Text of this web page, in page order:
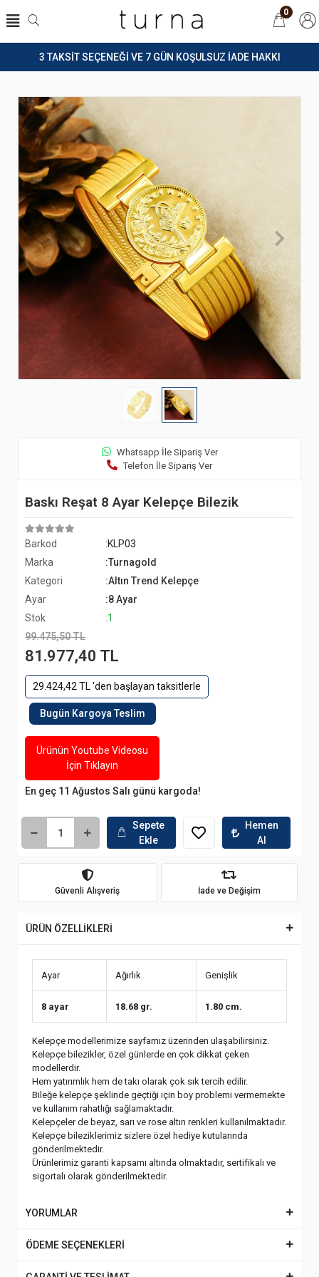
3 TAKSİT SEÇENEĞİ VE 7 GÜN KOŞULSUZ İADE HAKKI
0
Whatsapp İle Sipariş Ver
Telefon İle Sipariş Ver
Baskı Reşat 8 Ayar Kelepçe Bilezik
Barkod
:KLP03
Marka
:Turnagold
Kategori
:Altın Trend Kelepçe
Ayar
:8 Ayar
Stok
:1
99.475,50 TL
81.977,40 TL
29.424,42 TL 'den başlayan taksitlerle
Bugün Kargoya Teslim
Ürünün Youtube Videosu
İçin Tıklayın
En geç 11 Ağustos Salı günü kargoda!
Sepete
Ekle
Hemen
Al
Güvenli Alışveriş İade ve Değişim
ÜRÜN ÖZELLİKLERİ
Ayar Ağırlık Genişlik
8 ayar 18.68 gr. 1.80 cm.
Kelepçe modellerimize sayfamız üzerinden ulaşabilirsiniz.
Kelepçe bilezikler, özel günlerde en çok dikkat çeken
modellerdir.
Hem yatırımlık hem de takı olarak çok sık tercih edilir.
Bileğe kelepçe şeklinde geçtiği için boy problemi vermemekte
ve kullanım rahatlığı sağlamaktadır.
Kelepçeler de beyaz, sarı ve rose altın renkleri kullanılmaktadır.
Kelepçe bileziklerimiz sizlere özel hediye kutularında
gönderilmektedir.
Ürünlerimiz garanti kapsamı altında olmaktadır, sertifikalı ve
sigortalı olarak gönderilmektedir.
YORUMLAR
ÖDEME SEÇENEKLERİ